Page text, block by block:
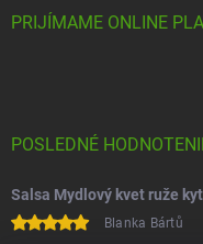
PRIJÍMAME ONLINE
POSLEDNÉ
Salsa Mydlový kvet ruže
Blanka Bártů